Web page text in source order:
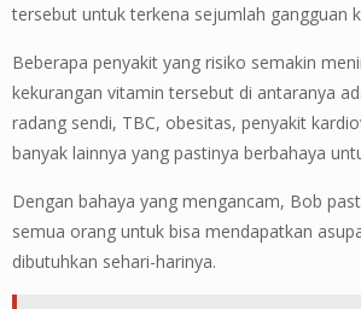
tersebut untuk terkena sejumlah gangguan
Beberapa penyakit yang risiko semakin
kekurangan vitamin tersebut di antaranya
radang sendi, TBC, obesitas, penyakit
banyak lainnya yang pastinya berbahaya
Dengan bahaya yang mengancam, Bob
semua orang untuk bisa mendapatkan
dibutuhkan sehari-harinya.